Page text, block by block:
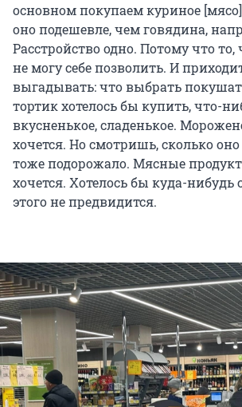
основном покупаем куриное
оно подешевле, чем говядина,
Расстройство одно. Потому что то,
не могу себе позволить. И
выгадывать: что выбрать
тортик хотелось бы купить, что-
вкусненькое, сладенькое.
хочется. Но смотришь, сколько
тоже подорожало. Мясные
хочется. Хотелось бы куда-нибудь
этого не предвидится.